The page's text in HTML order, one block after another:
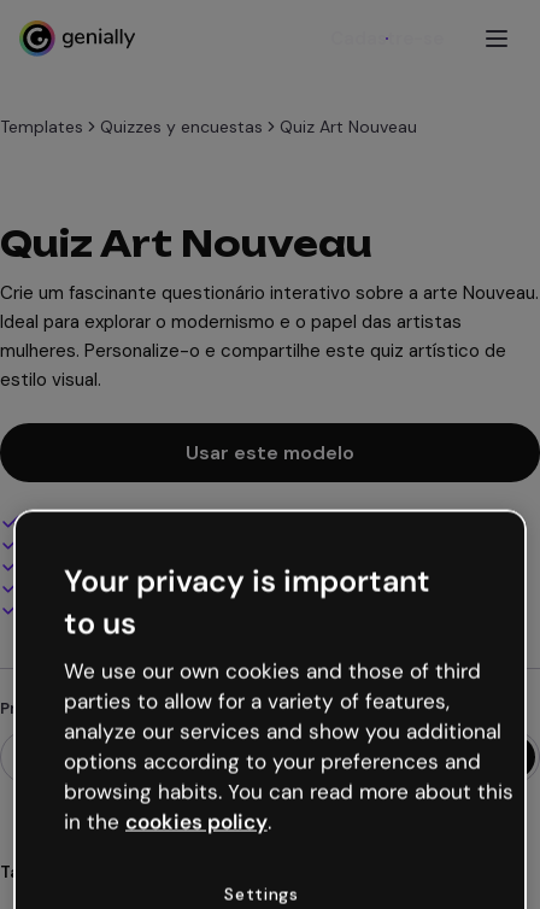
Cadastre-se
Templates Quizzes y encuestas Quiz Art Nouveau
Quiz Art Nouveau
Crie um fascinante questionário interativo sobre a arte Nouveau.
Ideal para explorar o modernismo e o papel das artistas
mulheres. Personalize-o e compartilhe este quiz artístico de
estilo visual.
Usar este modelo
Design interativo e animado
Adicione áudio, vídeo e multimídia
Apresente, compartilhe ou publique online
Baixe em PDF, MP4 e outros formatos
Procurando algo diferente?
Tags
nouveau
Your privacy is important
to us
We use our own cookies and those of third
parties to allow for a variety of features,
analyze our services and show you additional
options according to your preferences and
browsing habits. You can read more about this
in the cookies policy.
Settings